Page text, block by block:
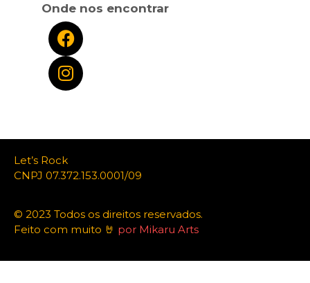
Onde nos encontrar
Let’s Rock
CNPJ 07.372.153.0001/09
© 2023 Todos os direitos reservados.
Feito com muito 🤘 por Mikaru Arts